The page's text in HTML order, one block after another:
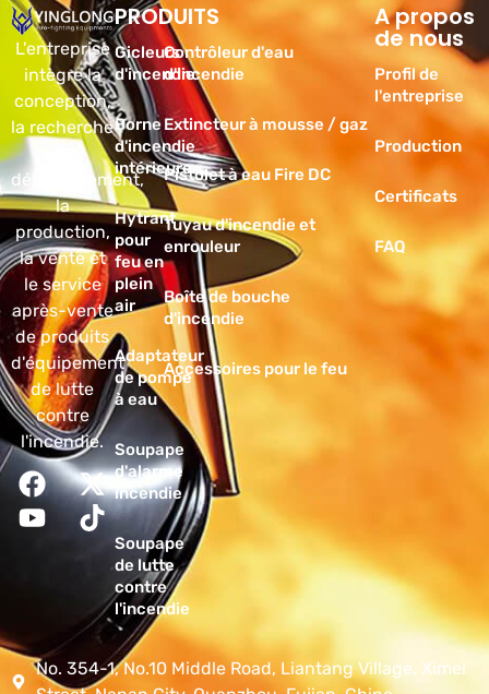
L'entreprise
intègre la
conception,
la recherche
développement,
la
production,
la vente et
le service
après-vente
de produits
d'équipement
de lutte
contre
l'incendie.
PRODUITS
Gicleurs
d'incendie
Borne
d'incendie
intérieure
Hytrant
pour
feu en
plein
air
Adaptateur
de pompe
à eau
Soupape
d'alarme
incendie
Soupape
de lutte
contre
l'incendie
Produits
Contrôleur d'eau
d'incendie
Extincteur à mousse / gaz
Pistolet à eau Fire DC
Tuyau d'incendie et
enrouleur
Boîte de bouche
d'incendie
Accessoires pour le feu
A propos
de nous
Profil de
l'entreprise
Production
Certificats
FAQ
No. 354-1, No.10 Middle Road, Liantang Village, Ximei